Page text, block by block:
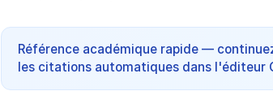
Référence académique rapide —
les citations automatiques dans l'éditeur